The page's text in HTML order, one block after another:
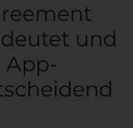
und
App-